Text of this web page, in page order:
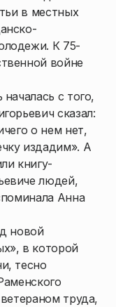
в местных
К 75-
войне
с того,
сказал:
о нем нет,
издадим». А
книгу-
людей,
Анна
новой
в которой
тесно
труда,